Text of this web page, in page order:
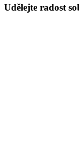
Udělejte radost